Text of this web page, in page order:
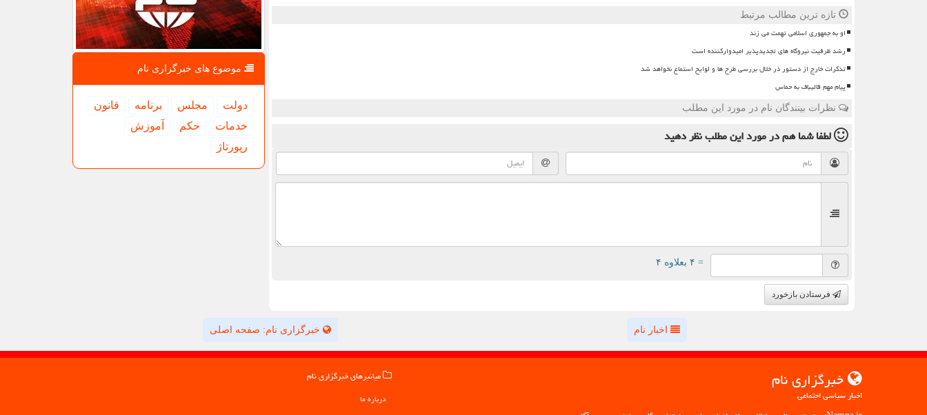
تازه ترین مطالب مرتبط
او به جمهوری اسلامی تهمت می زند
رشد ظرفیت نیروگاه های تجدیدپذیر امیدوارکننده است
تذکرات خارج از دستور در خلال بررسی طرح ها و لوایح استماع نخواهد شد
پیام مهم قالیباف به حماس
نظرات بینندگان نام در مورد این مطلب
لطفا شما همدر مورد این مطلبنظر دهید
= ۴ بعلاوه ۴
فرستادن بازخورد
موضوع های خبرگزاری نام
دولت مجلس برنامه
قانون
خدمات
حكم
آموزش
رپورتاژ
اخبار نام خبرگزاری نام: صفحه اصلی
خبرگزاری نام
اخبار سیاسی اجتماعی
میانبرهای خبرگزاری نام
درباره ما